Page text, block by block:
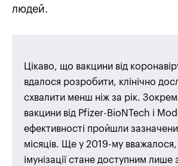
людей.
Цікаво, що вакцини від
вдалося розробити, клінічно
схвалити менш ніж за рік.
вакцини від Pfizer-BioNTech і
ефективності пройшли
місяців. Ще у 2019-му
імунізації стане доступним лише